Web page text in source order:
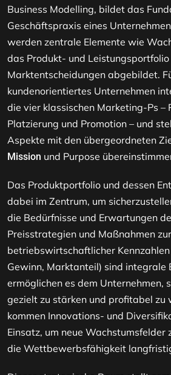
Business Modelling, bildet das
Geschäftspraxis eines
werden zentrale Elemente wie
das Produkt- und
Marktentscheidungen abgebildet.
kundenorientiertes Unternehmen
die vier klassischen Marketing-Ps –
Platzierung und Promotion – und
Aspekte mit den übergeordneten
Mission und Purpose
Das Produktportfolio und dessen
dabei im Zentrum, um
die Bedürfnisse und Erwartungen
Preisstrategien und Maßnahmen
betriebswirtschaftlicher Kennzahlen
Gewinn, Marktanteil) sind integrale
ermöglichen es dem Unternehmen,
gezielt zu stärken und profitabel zu
kommen Innovations- und
Einsatz, um neue Wachstumsfelder
die Wettbewerbsfähigkeit